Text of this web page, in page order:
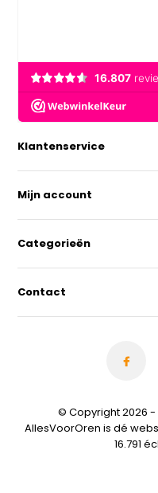
Klantenservice
Mijn account
Categorieën
Contact
© Copyright 2026 -
AllesVoorOren is dé
16.791